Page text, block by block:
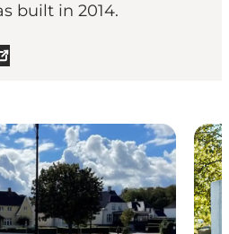
built in 2014.